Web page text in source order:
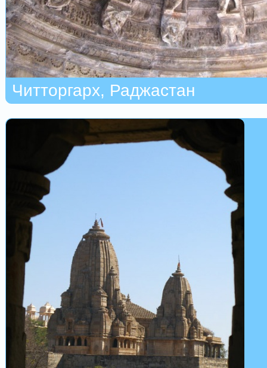
Читторгарх, Раджастан